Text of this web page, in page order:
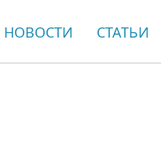
НОВОСТИ СТАТЬИ